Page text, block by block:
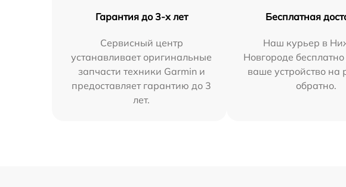
Гарантия до 3-х лет
Сервисный центр
устанавливает оригинальные
запчасти техники Garmin и
предоставляет гарантию до 3
лет.
Бесплатная
Наш курьер в
Новгороде бесплатно
ваше устройство на
обратно.